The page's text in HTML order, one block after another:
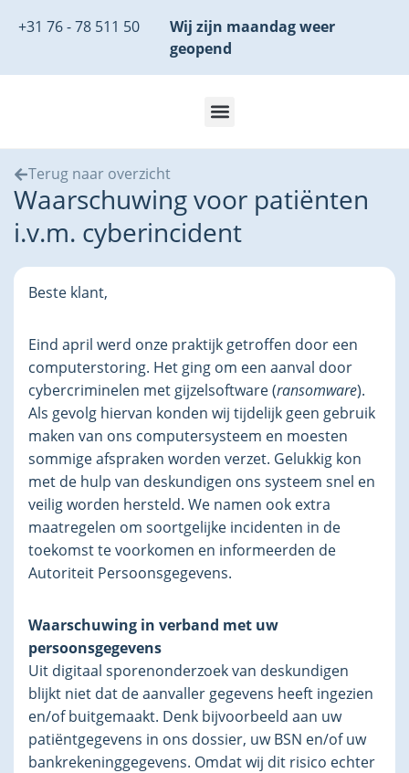
+31 76 - 78 511 50
Wij zijn maandag weer
geopend
Terug naar overzicht
Waarschuwing voor patiënten
i.v.m. cyberincident
Beste klant,
Eind april werd onze praktijk getroffen door een
computerstoring. Het ging om een aanval door
cybercriminelen met gijzelsoftware (ransomware).
Als gevolg hiervan konden wij tijdelijk geen gebruik
maken van ons computersysteem en moesten
sommige afspraken worden verzet. Gelukkig kon
met de hulp van deskundigen ons systeem snel en
veilig worden hersteld. We namen ook extra
maatregelen om soortgelijke incidenten in de
toekomst te voorkomen en informeerden de
Autoriteit Persoonsgegevens.
Waarschuwing in verband met uw
persoonsgegevens
Uit digitaal sporenonderzoek van deskundigen
blijkt niet dat de aanvaller gegevens heeft ingezien
en/of buitgemaakt. Denk bijvoorbeeld aan uw
patiëntgegevens in ons dossier, uw BSN en/of uw
bankrekeninggegevens. Omdat wij dit risico echter